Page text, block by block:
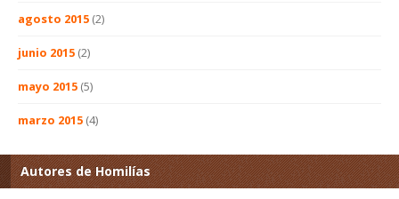
agosto 2015 (2)
junio 2015 (2)
mayo 2015 (5)
marzo 2015 (4)
Autores de Homilías